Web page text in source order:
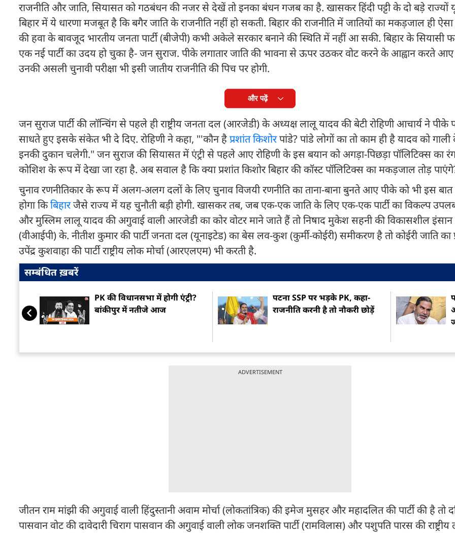
राजनीति और जाति, सियासत को गठबंधन की नजर से देखें तो इनका बंधन गजब का है. खासकर हिंदी पट्टी के दो बड़े राज्यों
बिहार में ये धारणा मजबूत है कि बगैर जाति के राजनीति नहीं हो सकती. बिहार की राजनीति में जातियों का मकड़जाल ही
की हवा के बावजूद भारतीय जनता पार्टी (बीजेपी) कभी अकेले सरकार बनाने की स्थिति में नहीं आ सकी. बिहार के
एक नई पार्टी का उदय हो चुका है- जन सुराज. पीके लगातार जाति की भावना से ऊपर उठकर वोट करने के आह्वान करते
उनकी असली चुनावी परीक्षा भी इसी जातीय राजनीति की पिच पर होगी.
और पढ़ें
जन सुराज पार्टी की लॉन्चिंग से पहले ही राष्ट्रीय जनता दल (आरजेडी) के अध्यक्ष लालू यादव की बेटी रोहिणी आचार्य ने पीके
साधते हुए इसके संकेत भी दे दिए. रोहिणी ने कहा, "'कौन हैप्रशांत किशोरपांडे? पांडे लोगों का तो काम ही है यादव को गाली
इनकी दुकान चलेगी." जन सुराज की सियासत में एंट्री से पहले आए रोहिणी के इस बयान को अगड़ा-पिछड़ा पॉलिटिक्स का
कोशिश के रूप में देखा जा रहा है. अब सवाल है कि क्या प्रशांत किशोर बिहार की कॉस्ट पॉलिटिक्स का मकड़जाल तोड़
चुनाव रणनीतिकार के रूप में अलग-अलग दलों के लिए चुनाव विजयी रणनीति का ताना-बाना बुनते आए पीके को भी इस
होगा किबिहारजैसे राज्य में यह चुनौती बड़ी होगी. खासकर तब, जब एक-एक जाति के लिए एक-एक पार्टी का विकल्प
और मुस्लिम लालू यादव की अगुवाई वाली आरजेडी का कोर वोटर माने जाते हैं तो निषाद मुकेश सहनी की विकासशील इंसान
(वीआईपी) के. नीतीश कुमार की पार्टी जनता दल (यूनाइटेड) का बेस लव-कुश (कुर्मी-कोईरी) समीकरण है तो कोईरी जाति का
उपेंद्र कुशवाहा की पार्टी राष्ट्रीय लोक मोर्चा (आरएलएम) भी करती है.
सम्बंधित ख़बरें
PK की विधानसभा में होगी एंट्री?
बांकीपुर में नतीजे आज
पटना SSP पर भड़के PK, कहा-
राजनीति करनी है तो नौकरी छोड़ें
ADVERTISEMENT
जीतन राम मांझी की अगुवाई वाली हिंदुस्तानी अवाम मोर्चा (लोकतांत्रिक) की इमेज मुसहर और महादलित की पार्टी की है तो
पासवान वोट की दावेदारी चिराग पासवान की अगुवाई वाली लोक जनशक्ति पार्टी (रामविलास) और पशुपति पारस की